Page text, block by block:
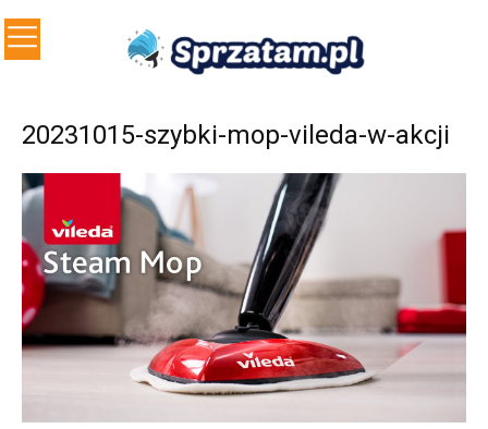
20231015-szybki-mop-vileda-w-akcji